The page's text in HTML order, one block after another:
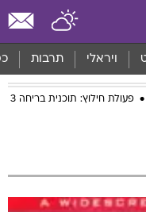
ויראלי תרבות
פעולת חילוץ: תוכנית בריחה 3